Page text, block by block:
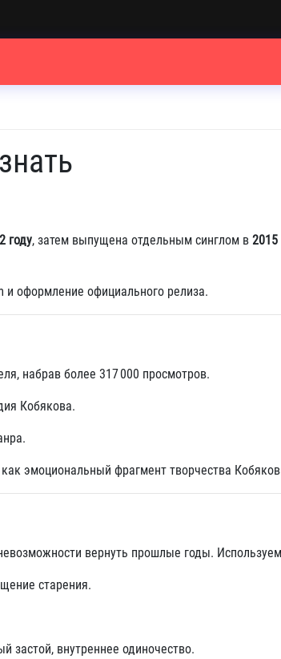
году, затем выпущена отдельным синглом в 2015
оформление официального релиза.
набрав более 317 000 просмотров.
Кобякова.
эмоциональный фрагмент творчества
вернуть прошлые годы.
старения.
застой, внутреннее одиночество.